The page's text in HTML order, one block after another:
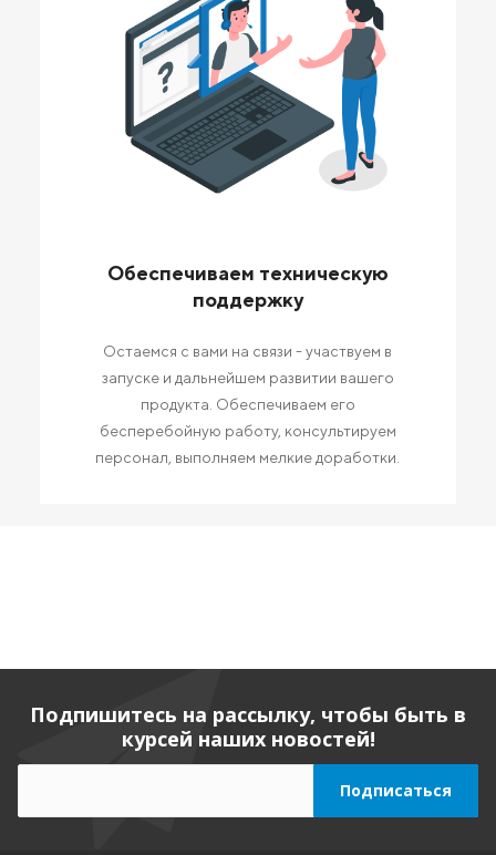
Обеспечиваем техническую
поддержку
Остаемся с вами на связи - участвуем в
запуске и дальнейшем развитии вашего
продукта. Обеспечиваем его
бесперебойную работу, консультируем
персонал, выполняем мелкие доработки.
Подпишитесь на рассылку, чтобы быть в
курсей наших новостей!